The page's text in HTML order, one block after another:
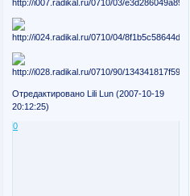
Отредактировано Lili Lun (2007-10-19
20:12:25)
0